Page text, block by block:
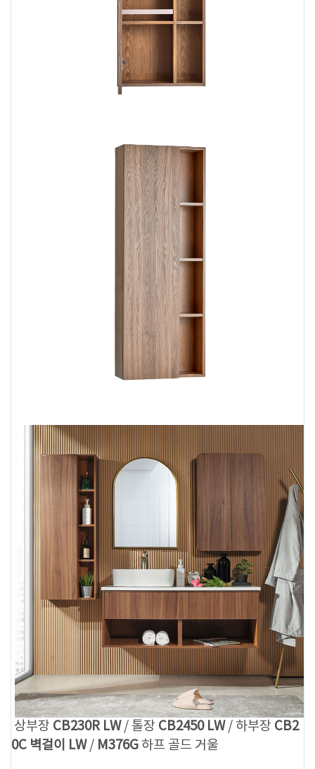
상부장 CB230R LW/ 톨장 CB2450 LW/ 하부장 CB2
0C 벽걸이 LW/ M376G 하프 골드 거울